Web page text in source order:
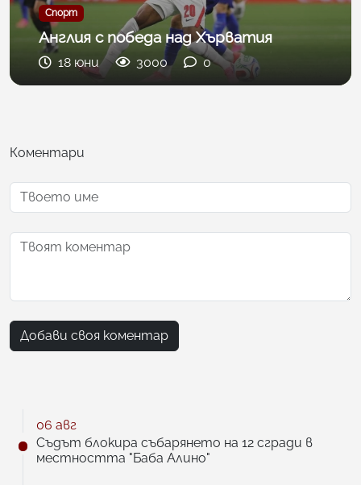
Спорт
Англия с победа над Хърватия
18 юни 3000 0
Коментари
Добави своя коментар
06 авг
Съдът блокира събарянето на 12 сгради в
местността "Баба Алино"